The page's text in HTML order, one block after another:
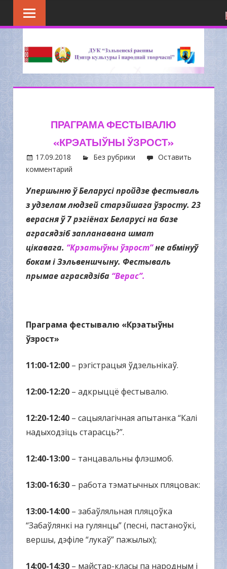
Перейти
ПРАГРАМА ФЕСТЫВАЛЮ
«КРЭАТЫЎНЫ ЎЗРОСТ»
17.09.2018 Без рубрики
Оставить
комментарий
Упершыню ў Беларусі пройдзе фестываль
з удзелам людзей старэйшага ўзросту. 23
верасня ў 7 рэгіёнах Беларусі на базе
аграсядзіб запланавана шмат
цікавага. “Крэатыўны ўзрост”не абмінуў
бокам і Зэльвеншчыну. Фестываль
прымае аграсядзіба “Верас”.
Праграма фестывалю «Крэатыўны
ўзрост»
11:00-12:00 – рэгістрацыя ўдзельнікаў.
12:00-12:20 – адкрыццё фестывалю.
12:20-12:40 – сацыялагічная апытанка “Калі
надыходзіць старасць?”.
12:40-13:00 – танцавальны флэшмоб.
13:00-16:30 – работа тэматычных пляцовак:
13:00-14:00 – забаўляльная пляцоўка
“Забаўлянкі на гулянцы” (песні, пастаноўкі,
вершы, дэфіле “лукаў” пажылых);
14:00-14:30 – майстар-класы па народным і